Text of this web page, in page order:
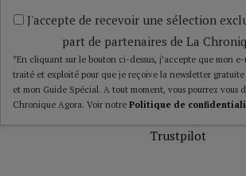
J'accepte de recevoir une sélection
part de partenaires de La
*En cliquant sur le bouton ci-dessus, j’accepte que mon e-
traité et exploité pour que je reçoive la newsletter
et mon Guide Spécial. A tout moment, vous pourrez vous
Chronique Agora. Voir notre Politique de
Trustpilot